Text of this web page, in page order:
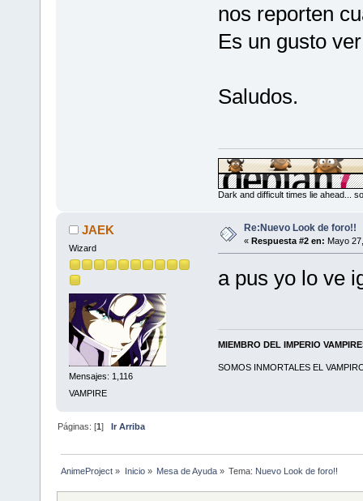
nos reporten
Es un gusto
Saludos.
Dark and difficult times lie ahead...
JAEK
Wizard
Mensajes: 1,116
VAMPIRE
Re:Nuevo Look de foro!!
« Respuesta #2 en: Mayo
a pus yo lo ve
MIEMBRO DEL IMPERIO
SOMOS INMORTALES EL
Páginas: [1]Ir Arriba
AnimeProject » Inicio» Mesa de Ayuda» Tema: Nuevo Look de foro!!